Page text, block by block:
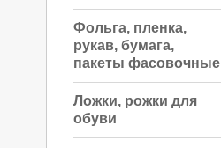
Фольга, пленка,
рукав, бумага,
пакеты фасовочные
Ложки, рожки для
обуви